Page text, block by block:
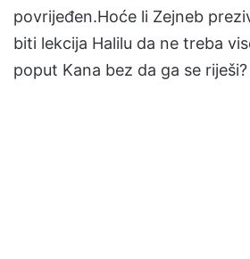
povrijeđen.Hoće li Zejneb
biti lekcija Halilu da ne treba
poput Kana bez da ga se riješi?